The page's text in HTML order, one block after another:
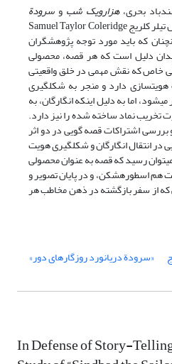
بحری،هزارویک شبوسرودة
ساموئل تیلر کلریج Samuel Taylor Coleridge
که باید مورد توجه پژوهشگران
دلیل است که هر قصه، محصولی
خاص که نقش مهمی در خلق واقعیتی
هویت‏سازی دارد و منجر به شکل­گیری
اما به دلیل اینکه انگارگان، به
تخریب نماد ساخته شده را نیز دارد.
بررسی اشتراکات قصه گویی در دو اثر
انتقال انگارگان و شکل‏گیری هویت
رسید که قصه به عنوان محصولی
هم اسطوره‏شکن، و در پایان تصویر و
که از سفر بازگشته در ذهن مخاطب هر
«سرودة دریانورد روزگارهای دور»
In Defense of Story-